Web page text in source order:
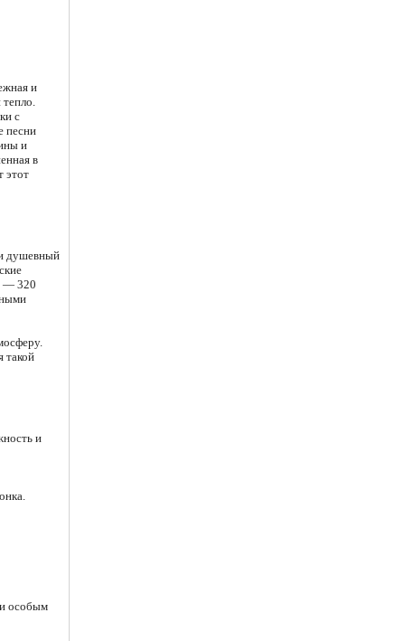
и
тепло.
с
песни
и
в
этот
душевный
— 320
такой
и
особым